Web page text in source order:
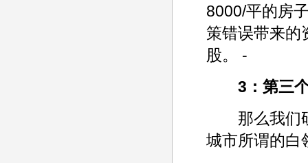
8000/平的房
策错误带来的
股。 -
3：第三
那么我们研
城市所谓的白